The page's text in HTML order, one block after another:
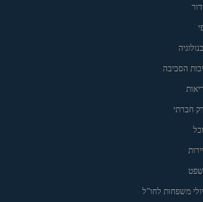
הסביבה
חברתי
משפחות לחו"ל